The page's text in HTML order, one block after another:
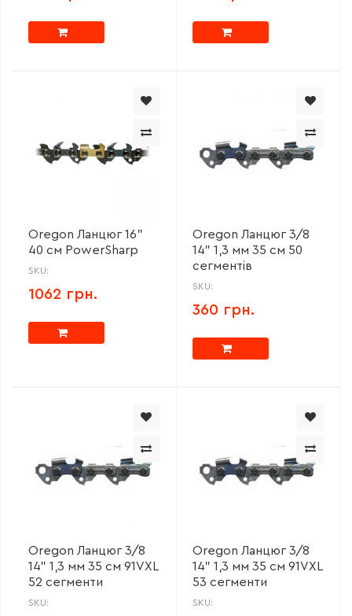
Oregon Ланцюг 16"
40 см PowerSharp
SKU:
1062 грн.
Oregon Ланцюг 3/8
14" 1,3 мм 35 см 50
сегментів
SKU:
360 грн.
Oregon Ланцюг 3/8
14" 1,3 мм 35 см 91VXL
52 сегменти
SKU:
Oregon Ланцюг 3/8
14" 1,3 мм 35 см 91VXL
53 сегменти
SKU: